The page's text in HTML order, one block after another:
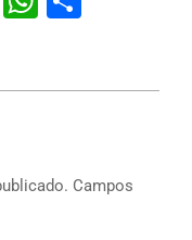
Campos